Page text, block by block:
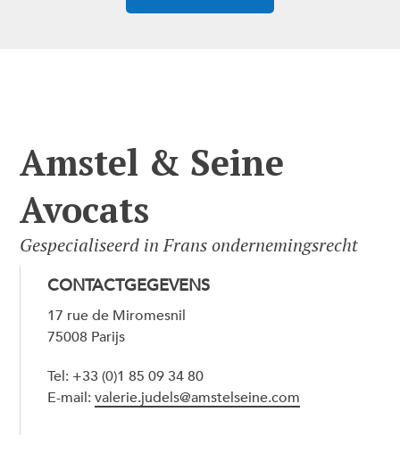
Amstel & Seine
Avocats
Gespecialiseerd in Frans ondernemingsrecht
CONTACTGEGEVENS
17 rue de Miromesnil
75008 Parijs
Tel: +33 (0)1 85 09 34 80
E-mail:valerie.judels@amstelseine.com